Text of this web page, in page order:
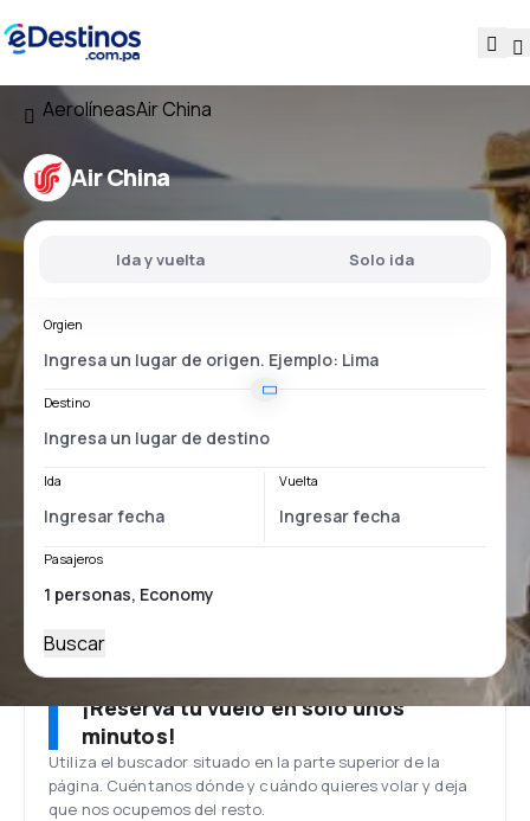
AerolíneasAir China
Air China
Ida y vuelta Solo ida
Orgien
Destino
Ida Vuelta
Pasajeros
Buscar
¡Reserva tu vuelo en solo unos
minutos!
Utiliza el buscador situado en la parte superior de la
página. Cuéntanos dónde y cuándo quieres volar y deja
que nos ocupemos del resto.